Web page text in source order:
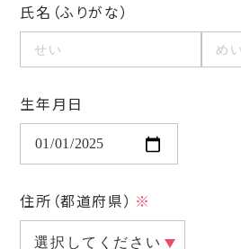
氏名（ふりがな）
生年月日
住所（都道府県）